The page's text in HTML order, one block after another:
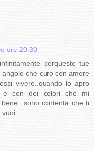
ore 20:30
perqueste tue
che curo con amore
vivere..quando lo apro
e con dei colori che mi
contenta che ti